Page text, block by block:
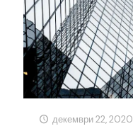
декември 22, 2020